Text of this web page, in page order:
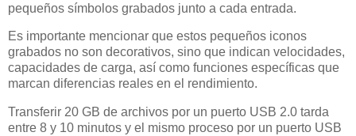
pequeños símbolos grabados junto a cada entrada.
Es importante mencionar que estos pequeños iconos
grabados no son decorativos, sino que indican velocidades,
capacidades de carga, así como funciones específicas que
marcan diferencias reales en el rendimiento.
Transferir 20 GB de archivos por un puerto USB 2.0 tarda
entre 8 y 10 minutos y el mismo proceso por un puerto USB